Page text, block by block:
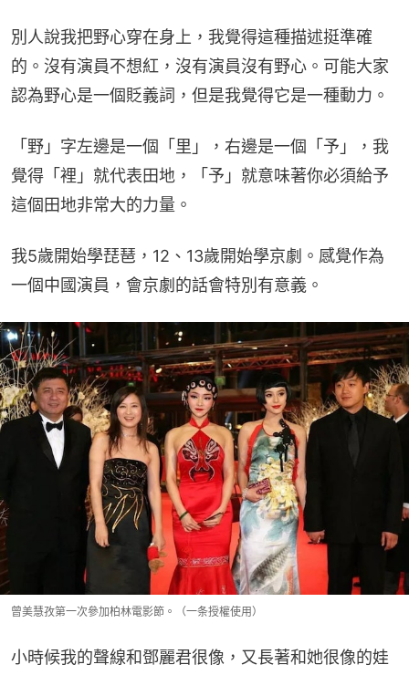
別人說我把野心穿在身上，我覺得這種描述挺準確
的。沒有演員不想紅，沒有演員沒有野心。可能大家
認為野心是一個貶義詞，但是我覺得它是一種動力。
「野」字左邊是一個「里」，右邊是一個「予」，我
覺得「裡」就代表田地，「予」就意味著你必須給予
這個田地非常大的力量。
我5歲開始學琵琶，12、13歲開始學京劇。感覺作為
一個中國演員，會京劇的話會特別有意義。
曾美慧孜第一次參加柏林電影節。（一条授權使用）
小時候我的聲線和鄧麗君很像，又長著和她很像的娃